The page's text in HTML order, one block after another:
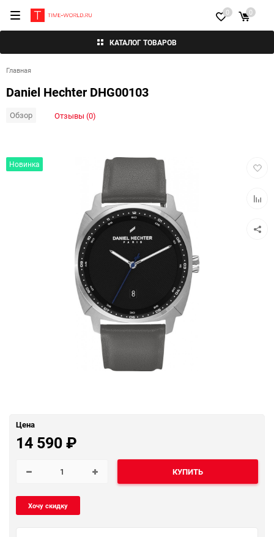
КАТАЛОГ ТОВАРОВ
0 0
Главная
Daniel Hechter DHG00103
Обзор Отзывы (0)
Новинка
Цена
14 590₽
КУПИТЬ